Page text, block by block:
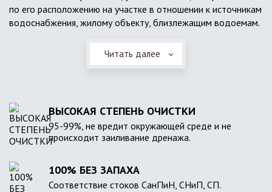
по его расположению на участке в отношении к источникам
водоснабжения, жилому объекту, близлежащим водоемам.
Читать далее
ВЫСОКАЯ СТЕПЕНЬ ОЧИСТКИ
95-99%, не вредит окружающей среде и не
происходит заиливание дренажа.
100% БЕЗ ЗАПАХА
Соответствие стоков СанПиН, СНиП, СП.